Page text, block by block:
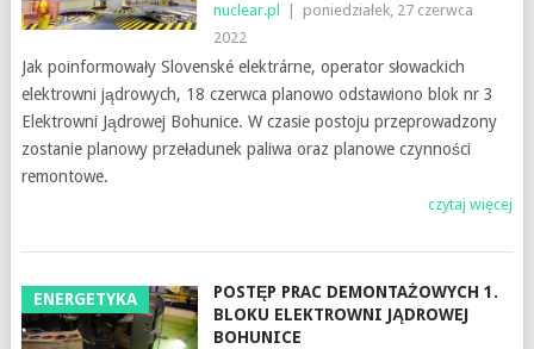
nuclear.pl
poniedziałek, 27 czerwca
2022
Jak poinformowały Slovenské elektrárne, operator słowackich
elektrowni jądrowych, 18 czerwca planowo odstawiono blok nr 3
Elektrowni Jądrowej Bohunice. W czasie postoju przeprowadzony
zostanie planowy przeładunek paliwa oraz planowe czynności
remontowe.
czytaj więcej
ENERGETYKA
POSTĘP PRAC DEMONTAŻOWYCH 1.
BLOKU ELEKTROWNI JĄDROWEJ
BOHUNICE